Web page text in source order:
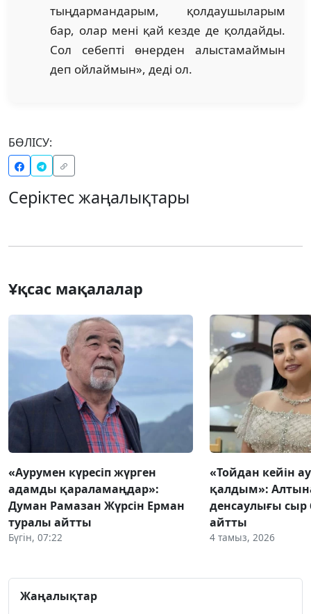
тыңдармандарым, қолдаушыларым
бар, олар мені қай кезде де қолдайды.
Сол себепті өнерден алыстамаймын
деп ойлаймын», деді ол.
БӨЛІСУ:
Серіктес жаңалықтары
Ұқсас мақалалар
«Аурумен күресіп жүрген
адамды қараламаңдар»:
Думан Рамазан Жүрсін Ерман
туралы айтты
Бүгін, 07:22
«Тойдан кейін
қалдым»:
денсаулығы сыр
айтты
4 тамыз, 2026
Жаңалықтар